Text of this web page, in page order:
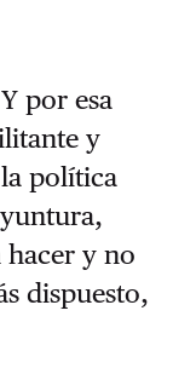
por esa
y
política
hacer y no
dispuesto,